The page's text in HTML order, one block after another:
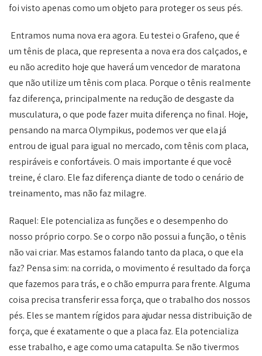
foi visto apenas como um objeto para proteger os seus pés.
Entramos numa nova era agora. Eu testei o Grafeno, que é
um tênis de placa, que representa a nova era dos calçados, e
eu não acredito hoje que haverá um vencedor de maratona
que não utilize um tênis com placa. Porque o tênis realmente
faz diferença, principalmente na redução de desgaste da
musculatura, o que pode fazer muita diferença no final. Hoje,
pensando na marca Olympikus, podemos ver que ela já
entrou de igual para igual no mercado, com tênis com placa,
respiráveis e confortáveis. O mais importante é que você
treine, é claro. Ele faz diferença diante de todo o cenário de
treinamento, mas não faz milagre.
Raquel: Ele potencializa as funções e o desempenho do
nosso próprio corpo. Se o corpo não possui a função, o tênis
não vai criar. Mas estamos falando tanto da placa, o que ela
faz? Pensa sim: na corrida, o movimento é resultado da força
que fazemos para trás, e o chão empurra para frente. Alguma
coisa precisa transferir essa força, que o trabalho dos nossos
pés. Eles se mantem rígidos para ajudar nessa distribuição de
força, que é exatamente o que a placa faz. Ela potencializa
esse trabalho, e age como uma catapulta. Se não tivermos